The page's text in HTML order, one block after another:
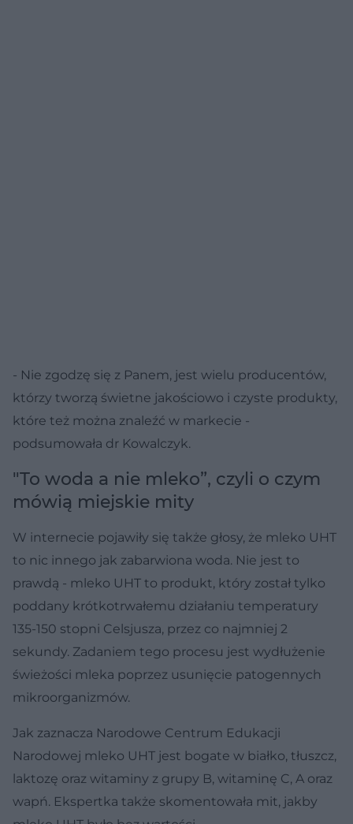
- Nie zgodzę się z Panem, jest wielu producentów,
którzy tworzą świetne jakościowo i czyste produkty,
które też można znaleźć w markecie -
podsumowała dr Kowalczyk.
"To woda a nie mleko”, czyli o czym
mówią miejskie mity
W internecie pojawiły się także głosy, że mleko UHT
to nic innego jak zabarwiona woda. Nie jest to
prawdą - mleko UHT to produkt, który został tylko
poddany krótkotrwałemu działaniu temperatury
135-150 stopni Celsjusza, przez co najmniej 2
sekundy. Zadaniem tego procesu jest wydłużenie
świeżości mleka poprzez usunięcie patogennych
mikroorganizmów.
Jak zaznacza Narodowe Centrum Edukacji
Narodowej mleko UHT jest bogate w białko, tłuszcz,
laktozę oraz witaminy z grupy B, witaminę C, A oraz
wapń. Ekspertka także skomentowała mit, jakby